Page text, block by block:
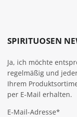
SPIRITUOSEN
Ja, ich möchte
regelmäßig und
Ihrem
per E-Mail erhalten.
E-Mail-Adresse*